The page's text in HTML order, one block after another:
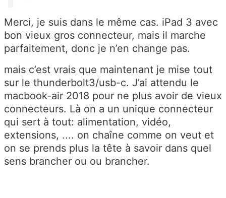
Merci, je suis dans le même cas. iPad 3 avec
bon vieux gros connecteur, mais il marche
parfaitement, donc je n’en change pas.
mais c’est vrais que maintenant je mise tout
sur le thunderbolt3/usb-c. J’ai attendu le
macbook-air 2018 pour ne plus avoir de vieux
connecteurs. Là on a un unique connecteur
qui sert à tout: alimentation, vidéo,
extensions, .... on chaîne comme on veut et
on se prends plus la tête à savoir dans quel
sens brancher ou ou brancher.